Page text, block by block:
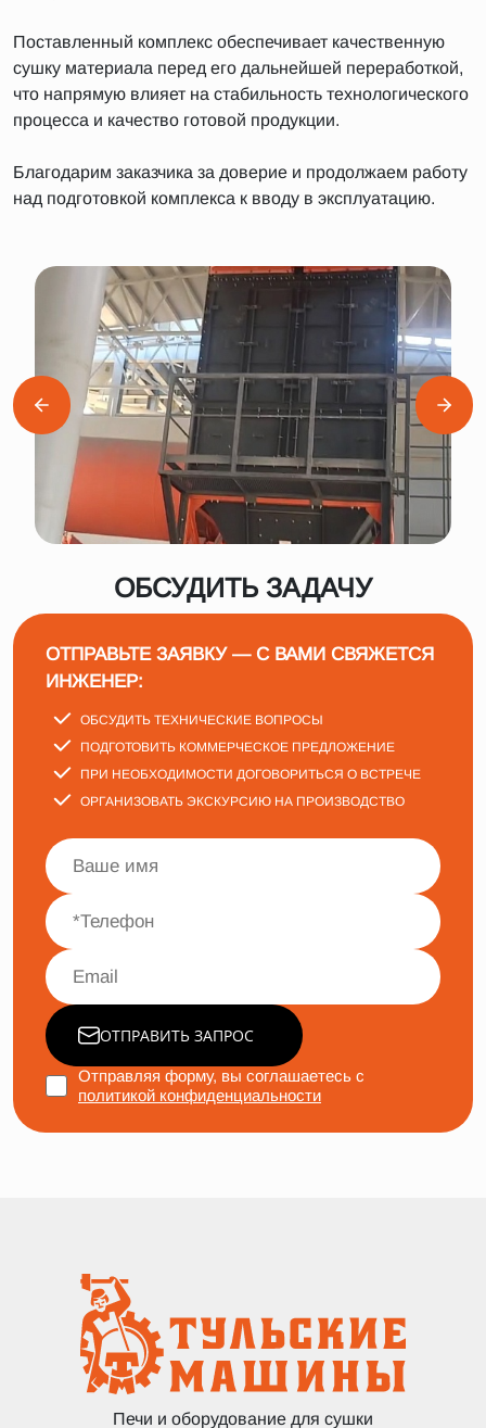
Поставленный комплекс обеспечивает качественную
сушку материала перед его дальнейшей переработкой,
что напрямую влияет на стабильность технологического
процесса и качество готовой продукции.
Благодарим заказчика за доверие и продолжаем работу
над подготовкой комплекса к вводу в эксплуатацию.
ОБСУДИТЬ ЗАДАЧУ
ОТПРАВЬТЕ ЗАЯВКУ — С ВАМИ СВЯЖЕТСЯ
ИНЖЕНЕР:
ОБСУДИТЬ ТЕХНИЧЕСКИЕ ВОПРОСЫ
ПОДГОТОВИТЬ КОММЕРЧЕСКОЕ ПРЕДЛОЖЕНИЕ
ПРИ НЕОБХОДИМОСТИ ДОГОВОРИТЬСЯ О ВСТРЕЧЕ
ОРГАНИЗОВАТЬ ЭКСКУРСИЮ НА ПРОИЗВОДСТВО
ОТПРАВИТЬ ЗАПРОС
Отправляя форму, вы соглашаетесь с
политикой конфиденциальности
Печи и оборудование для сушки